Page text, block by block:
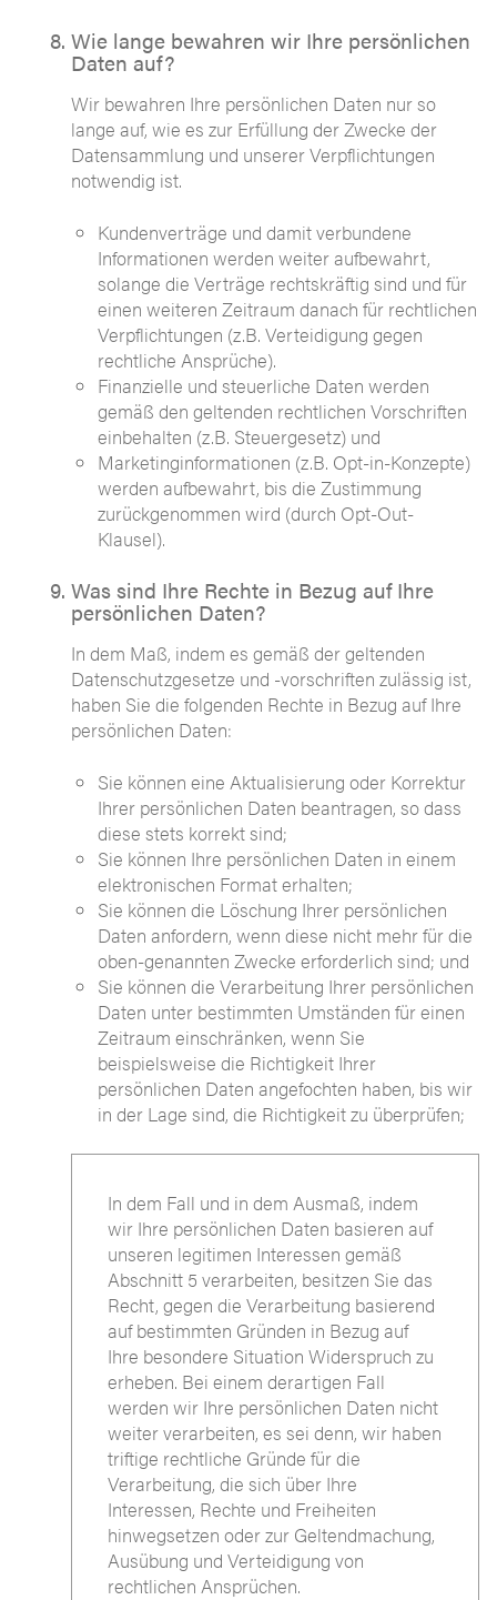
Wie lange bewahren wir Ihre persönlichen
Daten auf?
Wir bewahren Ihre persönlichen Daten nur so
lange auf, wie es zur Erfüllung der Zwecke der
Datensammlung und unserer Verpflichtungen
notwendig ist.
Kundenverträge und damit verbundene
Informationen werden weiter aufbewahrt,
solange die Verträge rechtskräftig sind und für
einen weiteren Zeitraum danach für rechtlichen
Verpflichtungen (z.B. Verteidigung gegen
rechtliche Ansprüche).
Finanzielle und steuerliche Daten werden
gemäß den geltenden rechtlichen Vorschriften
einbehalten (z.B. Steuergesetz) und
Marketinginformationen (z.B. Opt-in-Konzepte)
werden aufbewahrt, bis die Zustimmung
zurückgenommen wird (durch Opt-Out-
Klausel).
Was sind Ihre Rechte in Bezug auf Ihre
persönlichen Daten?
In dem Maß, indem es gemäß der geltenden
Datenschutzgesetze und -vorschriften zulässig ist,
haben Sie die folgenden Rechte in Bezug auf Ihre
persönlichen Daten:
Sie können eine Aktualisierung oder Korrektur
Ihrer persönlichen Daten beantragen, so dass
diese stets korrekt sind;
Sie können Ihre persönlichen Daten in einem
elektronischen Format erhalten;
Sie können die Löschung Ihrer persönlichen
Daten anfordern, wenn diese nicht mehr für die
oben-genannten Zwecke erforderlich sind; und
Sie können die Verarbeitung Ihrer persönlichen
Daten unter bestimmten Umständen für einen
Zeitraum einschränken, wenn Sie
beispielsweise die Richtigkeit Ihrer
persönlichen Daten angefochten haben, bis wir
in der Lage sind, die Richtigkeit zu überprüfen;
In dem Fall und in dem Ausmaß, indem
wir Ihre persönlichen Daten basieren auf
unseren legitimen Interessen gemäß
Abschnitt 5 verarbeiten, besitzen Sie das
Recht, gegen die Verarbeitung basierend
auf bestimmten Gründen in Bezug auf
Ihre besondere Situation Widerspruch zu
erheben. Bei einem derartigen Fall
werden wir Ihre persönlichen Daten nicht
weiter verarbeiten, es sei denn, wir haben
triftige rechtliche Gründe für die
Verarbeitung, die sich über Ihre
Interessen, Rechte und Freiheiten
hinwegsetzen oder zur Geltendmachung,
Ausübung und Verteidigung von
rechtlichen Ansprüchen.